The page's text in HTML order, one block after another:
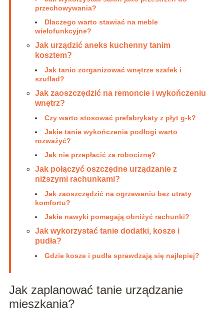
przechowywania?
Dlaczego warto stawiać na meble
wielofunkcyjne?
Jak urządzić aneks kuchenny tanim
kosztem?
Jak tanio zorganizować wnętrze szafek i
szuflad?
Jak zaoszczędzić na remoncie i wykończeniu
wnętrz?
Czy warto stosować prefabrykaty z płyt g-k?
Jakie tanie wykończenia podłogi warto
rozważyć?
Jak nie przepłacić za robociznę?
Jak połączyć oszczędne urządzanie z
niższymi rachunkami?
Jak zaoszczędzić na ogrzewaniu bez utraty
komfortu?
Jakie nawyki pomagają obniżyć rachunki?
Jak wykorzystać tanie dodatki, kosze i
pudła?
Gdzie kosze i pudła sprawdzają się najlepiej?
Jak zaplanować tanie urządzanie
mieszkania?